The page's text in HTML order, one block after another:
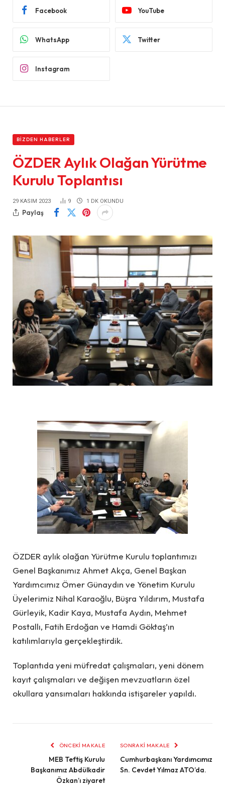
Facebook YouTube
WhatsApp Twitter
Instagram
BIZDEN HABERLER
ÖZDER Aylık Olağan Yürütme
Kurulu Toplantısı
29 KASIM 2023 9 1 DK OKUNDU
Paylaş
ÖZDER aylık olağan Yürütme Kurulu toplantımızı
Genel Başkanımız Ahmet Akça, Genel Başkan
Yardımcımız Ömer Günaydın ve Yönetim Kurulu
Üyelerimiz Nihal Karaoğlu, Büşra Yıldırım, Mustafa
Gürleyik, Kadir Kaya, Mustafa Aydın, Mehmet
Postallı, Fatih Erdoğan ve Hamdi Göktaş’ın
katılımlarıyla gerçekleştirdik.
Toplantıda yeni müfredat çalışmaları, yeni dönem
kayıt çalışmaları ve değişen mevzuatların özel
okullara yansımaları hakkında istişareler yapıldı.
ÖNCEKI MAKALE
MEB Teftiş Kurulu
Başkanımız Abdülkadir
Özkan’ı ziyaret
SONRAKI MAKALE
Cumhurbaşkanı Yardımcımız
Sn. Cevdet Yılmaz ATO’da.